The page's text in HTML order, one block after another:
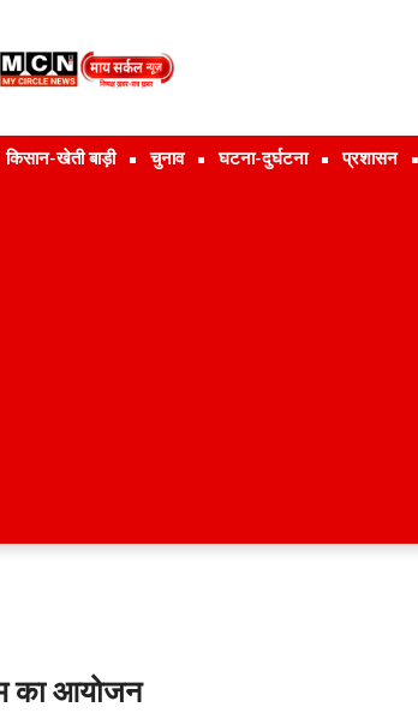
किसान-खेती बाड़ी चुनाव घटना-दुर्घटना प्रशासन
का आयोजन